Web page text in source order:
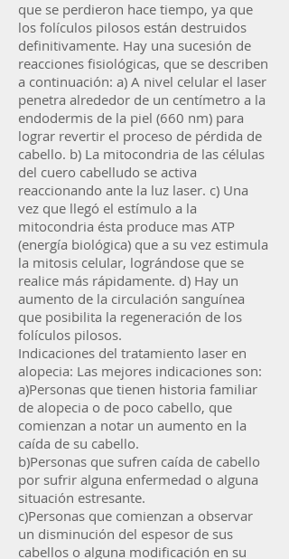
que se perdieron hace tiempo, ya que
los folículos pilosos están destruidos
definitivamente. Hay una sucesión de
reacciones fisiológicas, que se describen
a continuación: a) A nivel celular el laser
penetra alrededor de un centímetro a la
endodermis de la piel (660 nm) para
lograr revertir el proceso de pérdida de
cabello. b) La mitocondria de las células
del cuero cabelludo se activa
reaccionando ante la luz laser. c) Una
vez que llegó el estímulo a la
mitocondria ésta produce mas ATP
(energía biológica) que a su vez estimula
la mitosis celular, lográndose que se
realice más rápidamente. d) Hay un
aumento de la circulación sanguínea
que posibilita la regeneración de los
folículos pilosos.
Indicaciones del tratamiento laser en
alopecia: Las mejores indicaciones son:
a)Personas que tienen historia familiar
de alopecia o de poco cabello, que
comienzan a notar un aumento en la
caída de su cabello.
b)Personas que sufren caída de cabello
por sufrir alguna enfermedad o alguna
situación estresante.
c)Personas que comienzan a observar
un disminución del espesor de sus
cabellos o alguna modificación en su